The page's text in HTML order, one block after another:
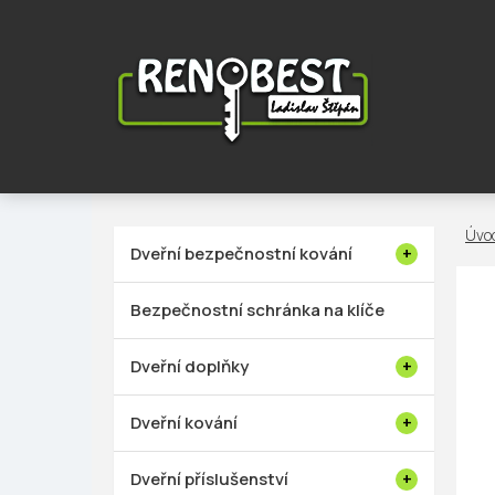
Dveřní bezpečnostní kování
Bezpečnostní schránka na klíče
Dveřní doplňky
Dveřní kování
Dveřní příslušenství